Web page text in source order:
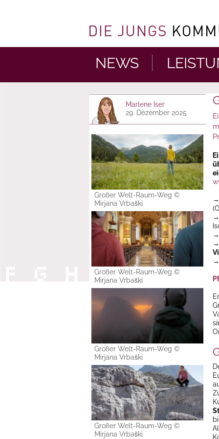
NEWS
Marlene Iser
29. Dezember 2025
Großer Welt-Raum-Weg ©
Mirjana Vrbaški
Großer Welt-Raum-Weg ©
Mirjana Vrbaški
Großer Welt-Raum-Weg ©
Mirjana Vrbaški
Großer Welt-Raum-Weg ©
Mirjana Vrbaški
→
→
→
→